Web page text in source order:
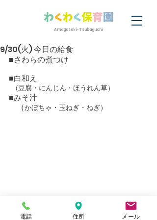
Amagasaki-Tsukaguchi
9/30(火) 今日の給食
■さわらの煮つけ
■白和え
(豆腐・にんじん・ほうれん草）
■みそ汁
（かぼちゃ・玉ねぎ・ねぎ）
電話 住所 メール